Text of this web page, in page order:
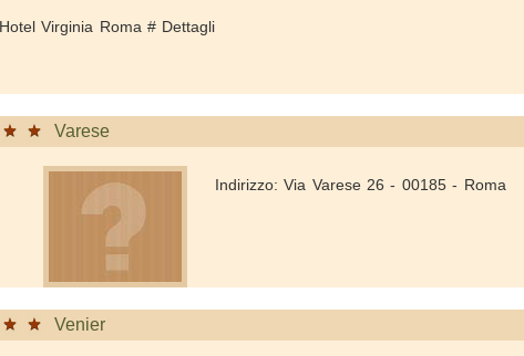
Hotel Virginia Roma # Dettagli
Varese
Indirizzo: Via Varese 26 - 00185 - Roma
Venier